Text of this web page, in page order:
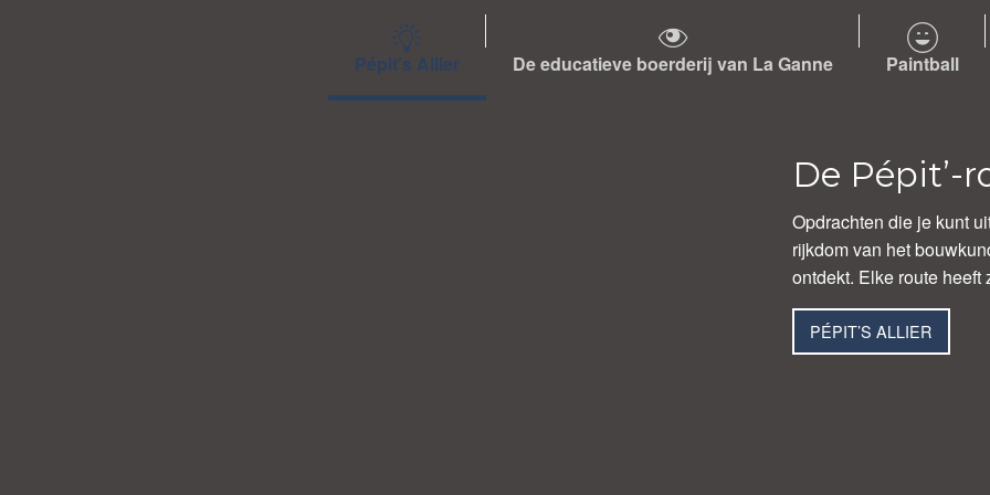
Pépit's Allier De educatieve boerderij van La Ganne Paintball
De Pépit’-
Opdrachten die je kunt
rijkdom van het
ontdekt. Elke route
PÉPIT’S ALLIER